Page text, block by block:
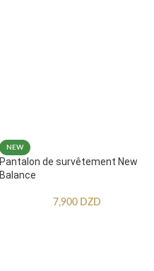
NEW
Pantalon de survêtement New
Balance
7,900 DZD